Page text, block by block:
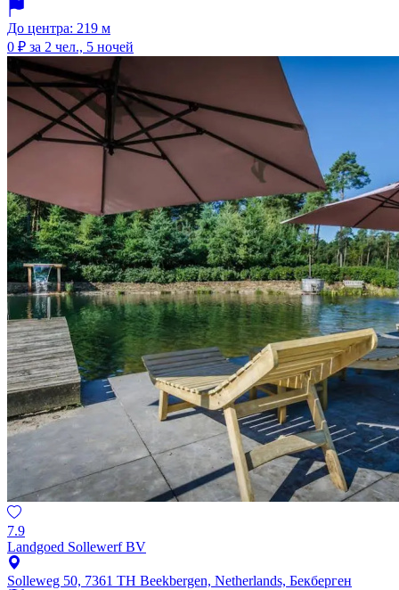
До центра: 219 м
0 ₽ за 2 чел., 5 ночей
7.9
Landgoed Sollewerf BV
Solleweg 50, 7361 TH Beekbergen, Netherlands, Бекберген